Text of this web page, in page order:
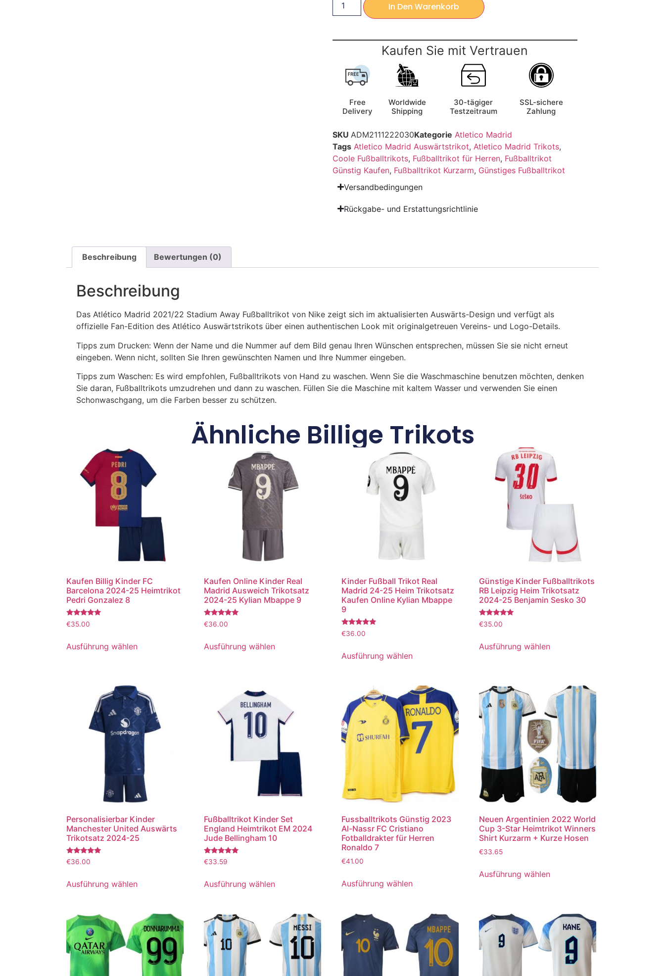
In Den Warenkorb
Kaufen Sie mit Vertrauen
Free
Delivery
Worldwide
Shipping
30-tägiger
Testzeitraum
SSL-sichere
Zahlung
SKU ADM2111222030Kategorie Atletico Madrid
Tags Atletico Madrid Auswärtstrikot, Atletico Madrid Trikots,
Coole Fußballtrikots, Fußballtrikot für Herren, Fußballtrikot
Günstig Kaufen, Fußballtrikot Kurzarm, Günstiges Fußballtrikot
Versandbedingungen
Rückgabe- und Erstattungsrichtlinie
Beschreibung Bewertungen (0)
Beschreibung
Das Atlético Madrid 2021/22 Stadium Away Fußballtrikot von Nike zeigt sich im aktualisierten Auswärts-Design und verfügt als
offizielle Fan-Edition des Atlético Auswärtstrikots über einen authentischen Look mit originalgetreuen Vereins- und Logo-Details.
Tipps zum Drucken: Wenn der Name und die Nummer auf dem Bild genau Ihren Wünschen entsprechen, müssen Sie sie nicht erneut
eingeben. Wenn nicht, sollten Sie Ihren gewünschten Namen und Ihre Nummer eingeben.
Tipps zum Waschen: Es wird empfohlen, Fußballtrikots von Hand zu waschen. Wenn Sie die Waschmaschine benutzen möchten, denken
Sie daran, Fußballtrikots umzudrehen und dann zu waschen. Füllen Sie die Maschine mit kaltem Wasser und verwenden Sie einen
Schonwaschgang, um die Farben besser zu schützen.
Ähnliche Billige Trikots
Kaufen Billig Kinder FC
Barcelona 2024-25 Heimtrikot
Pedri Gonzalez 8
Bewertet
mit
von 5
€35.00
Ausführung wählen
Kaufen Online Kinder Real
Madrid Ausweich Trikotsatz
2024-25 Kylian Mbappe 9
Bewertet
mit
von 5
€36.00
Ausführung wählen
Kinder Fußball Trikot Real
Madrid 24-25 Heim Trikotsatz
Kaufen Online Kylian Mbappe
9
Bewertet
mit
von 5
€36.00
Ausführung wählen
Günstige Kinder Fußballtrikots
RB Leipzig Heim Trikotsatz
2024-25 Benjamin Sesko 30
Bewertet
mit
von 5
€35.00
Ausführung wählen
Personalisierbar Kinder
Manchester United Auswärts
Trikotsatz 2024-25
Bewertet
mit
von 5
€36.00
Ausführung wählen
Fußballtrikot Kinder Set
England Heimtrikot EM 2024
Jude Bellingham 10
Bewertet
mit
von 5
€33.59
Ausführung wählen
Fussballtrikots Günstig 2023
Al-Nassr FC Cristiano
Fotballdrakter für Herren
Ronaldo 7
€41.00
Ausführung wählen
Neuen Argentinien 2022 World
Cup 3-Star Heimtrikot Winners
Shirt Kurzarm + Kurze Hosen
€33.65
Ausführung wählen